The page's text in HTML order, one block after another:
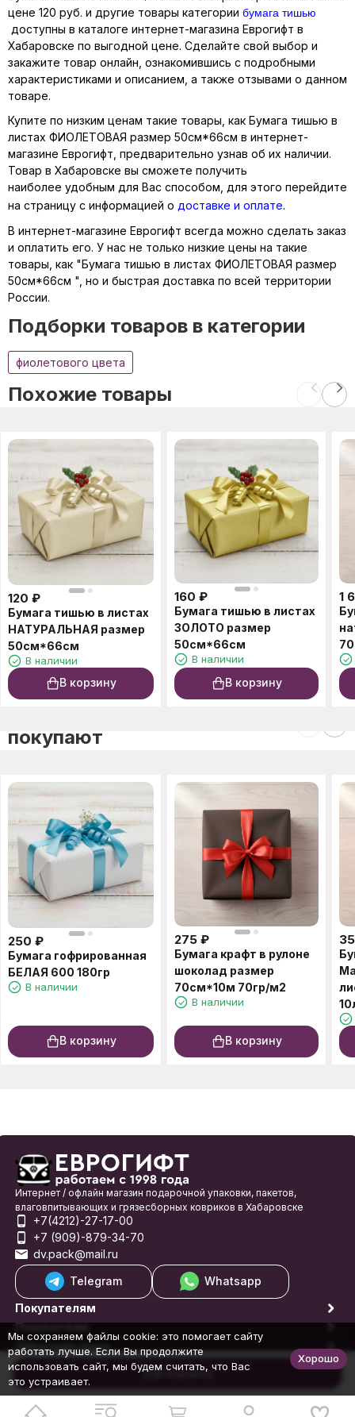
В корзину
цене 120 руб. и другие товары категории бумага тишью
доступны в каталоге интернет-магазина Еврогифт в
Хабаровске по выгодной цене. Сделайте свой выбор и
закажите товар онлайн, ознакомившись с подробными
характеристиками и описанием, а также отзывами о данном
товаре.
Купите по низким ценам такие товары, как Бумага тишью в
листах ФИОЛЕТОВАЯ размер 50см*66см в интернет-
магазине Еврогифт, предварительно узнав об их наличии.
Товар в Хабаровске вы сможете получить
наиболее удобным для Вас способом, для этого перейдите
на страницу с информацией о доставке и оплате.
В интернет-магазине Еврогифт всегда можно сделать заказ
и оплатить его. У нас не только низкие цены на такие
товары, как "Бумага тишью в листах ФИОЛЕТОВАЯ размер
50см*66см ", но и быстрая доставка по всей территории
России.
Подборки товаров в категории
фиолетового цвета
Похожие товары
120 ₽
Бумага тишью в листах
НАТУРАЛЬНАЯ размер
50см*66см
В наличии
В корзину
160 ₽
Бумага тишью в листах
ЗОЛОТО размер
50см*66см
В наличии
В корзину
1
покупают
250 ₽
Бумага гофрированная
БЕЛАЯ 600 180гр
В наличии
В корзину
275 ₽
Бумага крафт в рулоне
шоколад размер
70см*10м 70гр/м2
В наличии
В корзину
Интернет / офлайн магазин подарочной упаковки, пакетов,
влаговпитывающих и грязесборных ковриков в Хабаровске
+7(4212)-27-17-00
+7 (909)-879-34-70
dv.pack@mail.ru
Telegram
Whatsapp
Покупателям
Покупателю
Обратная связь
© 1998-2026 Еврогифт
Мы сохраняем файлы cookie: это помогает сайту
работать лучше. Если Вы продолжите
использовать сайт, мы будем считать, что Вас
это устраивает.
Хорошо